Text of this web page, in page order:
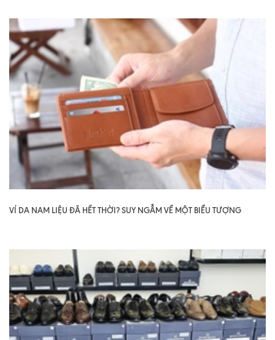
VÍ DA NAM LIỆU ĐÃ HẾT THỜI? SUY NGẪM VỀ MỘT BIỂU TƯỢNG